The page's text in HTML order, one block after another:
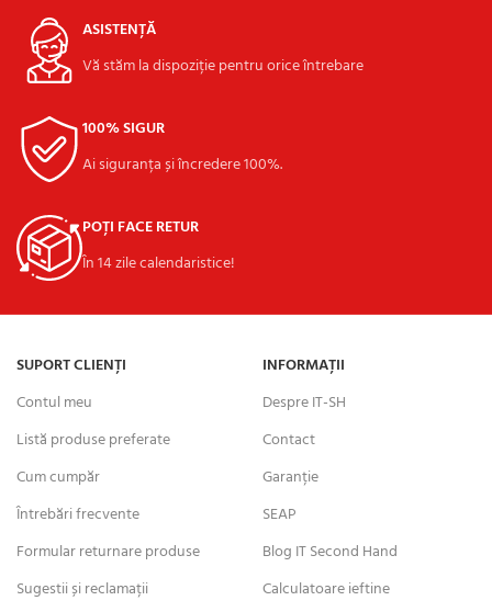
ASISTENȚĂ
Vă stăm la dispoziție pentru orice întrebare
100% SIGUR
Ai siguranța și încredere 100%.
POȚI FACE RETUR
În 14 zile calendaristice!
SUPORT CLIENȚI
Contul meu
Listă produse preferate
Cum cumpăr
Întrebări frecvente
Formular returnare produse
Sugestii și reclamații
INFORMAȚII
Despre IT-SH
Contact
Garanție
SEAP
Blog IT Second Hand
Calculatoare ieftine